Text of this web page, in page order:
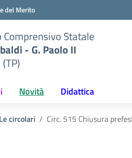
del Merito
Statale
- G. Paolo II
Novità Didattica
Le circolari Circ. 515 Chiusura